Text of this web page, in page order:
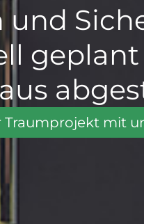
und
Traumprojekt mit